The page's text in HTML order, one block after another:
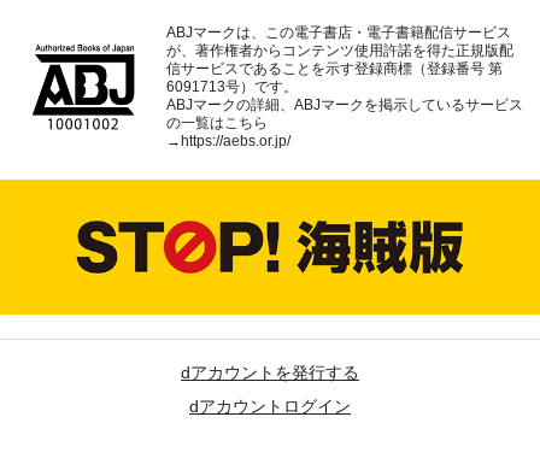
ABJマークは、この電子書店・電子書籍配信サービス
が、著作権者からコンテンツ使用許諾を得た正規版配
信サービスであることを示す登録商標（登録番号 第
6091713号）です。
ABJマークの詳細、ABJマークを掲示しているサービス
の一覧はこちら
→https://aebs.or.jp/
dアカウントを発行する
dアカウントログイン